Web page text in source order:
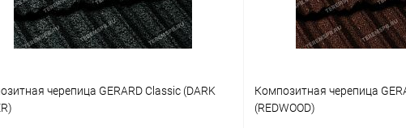
черепица GERARD Classic (DARK
Композитная черепица
(REDWOOD)